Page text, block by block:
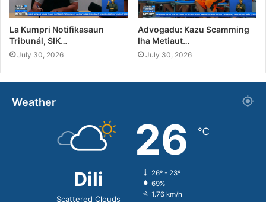
La Kumpri Notifikasaun
Tribunál, SIK…
July 30, 2026
Advogadu: Kazu Scamming
Iha Metiaut…
July 30, 2026
Weather
Dili
Scattered Clouds
26 ℃
26º - 23º
69%
1.76 km/h